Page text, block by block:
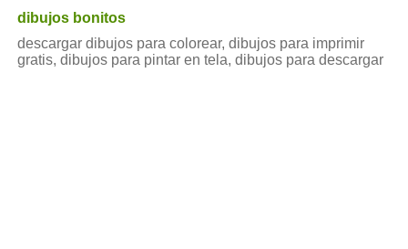
dibujos bonitos
descargar dibujos para colorear, dibujos para imprimir
gratis, dibujos para pintar en tela, dibujos para descargar